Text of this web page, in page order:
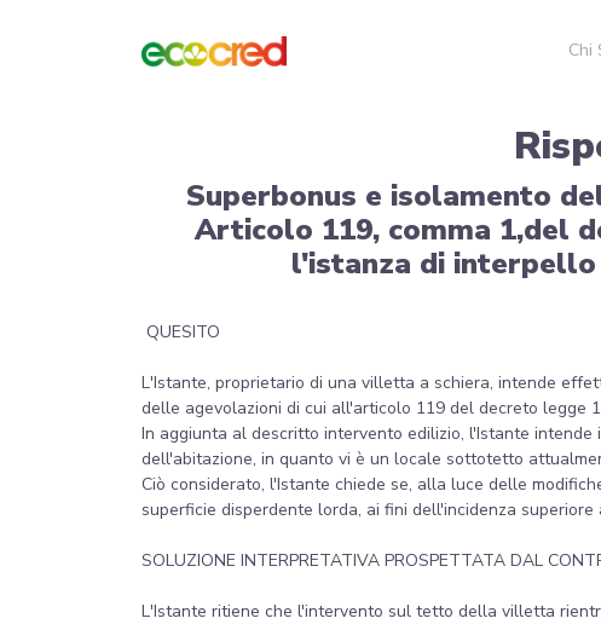
Chi
Superbonus e isolamento
Articolo 119, comma 1,del
l'istanza di
QUESITO
L'Istante, proprietario di una villetta a schiera, intende
delle agevolazioni di cui all'articolo 119 del decreto legge
In aggiunta al descritto intervento edilizio, l'Istante
dell'abitazione, in quanto vi è un locale sottotetto
Ciò considerato, l'Istante chiede se, alla luce delle
superficie disperdente lorda, ai fini dell'incidenza
SOLUZIONE INTERPRETATIVA PROSPETTATA DAL
L'Istante ritiene che l'intervento sul tetto della villetta